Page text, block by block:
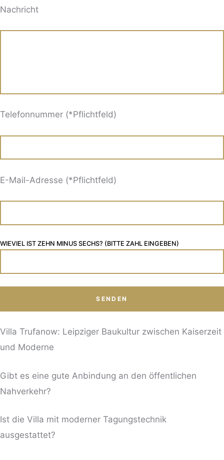
LASSE DIESES FELD LEER.
Nachricht
Telefonnummer (*Pflichtfeld)
E-Mail-Adresse (*Pflichtfeld)
WIEVIEL IST ZEHN MINUS SECHS? (BITTE ZAHL EINGEBEN)
Villa Trufanow: Leipziger Baukultur zwischen Kaiserzeit
und Moderne
Gibt es eine gute Anbindung an den öffentlichen
Nahverkehr?
Ist die Villa mit moderner Tagungstechnik
ausgestattet?